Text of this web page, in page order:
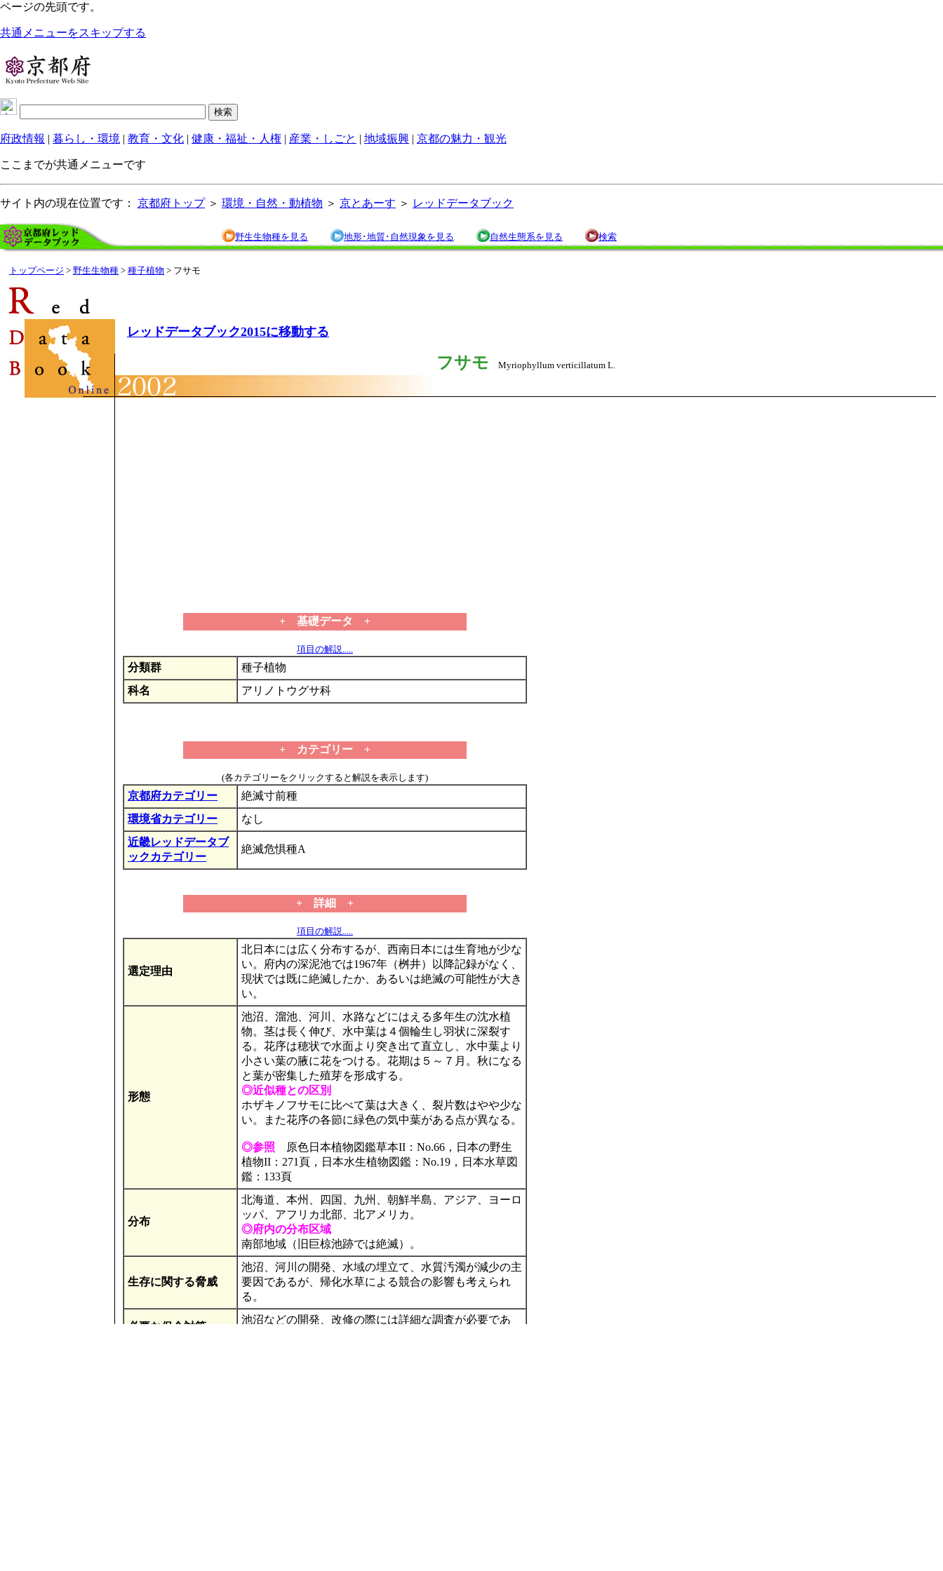
ページの先頭です。
共通メニューをスキップする
府政情報 | 暮らし・環境 | 教育・文化 | 健康・福祉・人権 | 産業・しごと | 地域振興 | 京都の魅力・観光
ここまでが共通メニューです
サイト内の現在位置です： 京都府トップ＞ 環境・自然・動植物 ＞ 京とあーす ＞ レッドデータブック
野生生物種を見る 地形･地質･自然現象を見る 自然生態系を見る 検索
トップページ > 野生生物種 > 種子植物 > フサモ
レッドデータブック2015に移動する
フサモ Myriophyllum verticillatum L.
+ 基礎データ +
項目の解説.....
分類群
種子植物
科名
アリノトウグサ科
+ カテゴリー +
(各カテゴリーをクリックすると解説を表示します)
京都府カテゴリー
絶滅寸前種
環境省カテゴリー
なし
近畿レッドデータブ
ックカテゴリー
絶滅危惧種A
+ 詳細 +
項目の解説.....
選定理由
北日本には広く分布するが、西南日本には生育地が少な
い。府内の深泥池では1967年（桝井）以降記録がなく、
現状では既に絶滅したか、あるいは絶滅の可能性が大き
い。
形態
池沼、溜池、河川、水路などにはえる多年生の沈水植
物。茎は長く伸び、水中葉は４個輪生し羽状に深裂す
る。花序は穂状で水面より突き出て直立し、水中葉より
小さい葉の腋に花をつける。花期は５～７月。秋になる
と葉が密集した殖芽を形成する。
◎近似種との区別
ホザキノフサモに比べて葉は大きく、裂片数はやや少な
い。また花序の各節に緑色の気中葉がある点が異なる。
◎参照 原色日本植物図鑑草本II：No.66，日本の野生
植物II：271頁，日本水生植物図鑑：No.19，日本水草図
鑑：133頁
分布
北海道、本州、四国、九州、朝鮮半島、アジア、ヨーロ
ッパ、アフリカ北部、北アメリカ。
◎府内の分布区域
南部地域（旧巨椋池跡では絶滅）。
生存に関する脅威
池沼、河川の開発、水域の埋立て、水質汚濁が減少の主
要因であるが、帰化水草による競合の影響も考えられ
る。
必要な保全対策
池沼などの開発、改修の際には詳細な調査が必要であ